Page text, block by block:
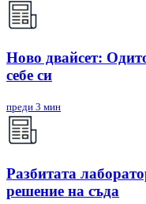
Ново двайсет:
себе си
преди 3 мин
Разбитата
решение на съда